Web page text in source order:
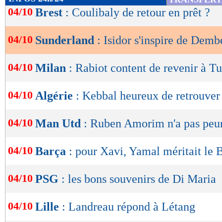
de
OK
04/10 Brest : Coulibaly de retour en prêt ?
04/10 Sunderland : Isidor s'inspire de
04/10 Milan : Rabiot content de revenir à
04/10 Algérie : Kebbal heureux de
04/10 Man Utd : Ruben Amorim n'a pas
04/10 Barça : pour Xavi, Yamal méritait le
04/10 PSG : les bons souvenirs de Di Maria
04/10 Lille : Landreau répond à Létang